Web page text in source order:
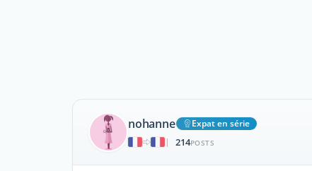
nohanne
Expat en série
|
214POSTS